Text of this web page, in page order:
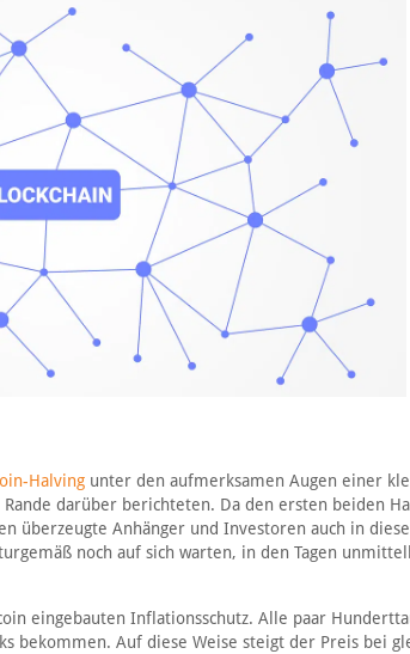
Halvingunter den aufmerksamen Augen einer
darüber berichteten. Da den ersten beiden
überzeugte Anhänger und Investoren auch in
noch auf sich warten, in den Tagen
eingebauten Inflationsschutz. Alle paar
bekommen. Auf diese Weise steigt der Preis bei